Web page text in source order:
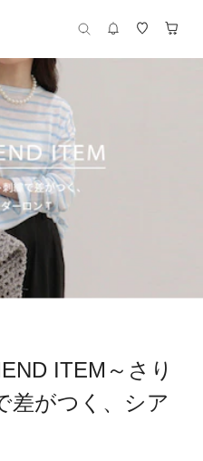
ITEM～さり
差がつく、シア